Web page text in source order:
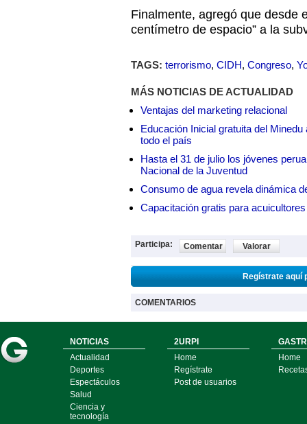
Finalmente, agregó que desde
centímetro de espacio” a la
TAGS: terrorismo, CIDH, Congreso,
MÁS NOTICIAS DE ACTUALIDAD
Ventajas del marketing relacional
Educación Inicial gratuita del
todo el país
Hasta el 31 de julio los jóvenes
Nacional de la Juventud
Consumo de agua revela dinámica
Capacitación gratis para
Participa: Comentar Valorar
Regístrate aquí
COMENTARIOS
NOTICIAS
Actualidad
Deportes
Espectáculos
Salud
Ciencia y
tecnología
2URPI
Home
Regístrate
Post de usuarios
Home